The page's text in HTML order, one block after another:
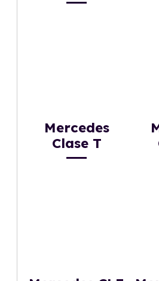
Mercedes
Clase T